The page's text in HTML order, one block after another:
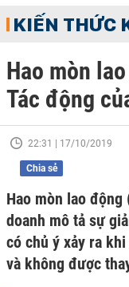
KIẾN THỨC
Hao mòn
Tác động
22:31 | 17/10/2019
Chia sẻ
Hao mòn lao
doanh mô tả sự
có chủ ý xảy ra
và không được